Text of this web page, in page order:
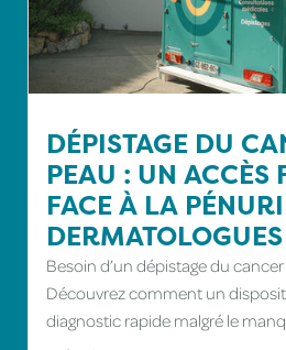
DÉPISTAGE DU
PEAU : UN ACCÈS
FACE À LA
Besoin d’un dépistage du
Découvrez comment un
diagnostic rapide malgré le